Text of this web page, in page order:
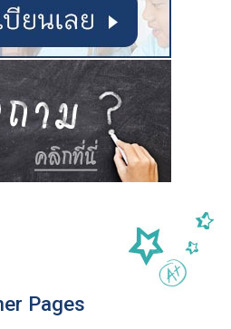
Pages